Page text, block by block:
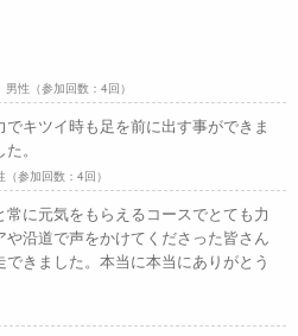
性（参加回数：4回）
キツイ時も足を前に出す事ができま
。
参加回数：4回）
に元気をもらえるコースでとても力
沿道で声をかけてくださった皆さん
きました。本当に本当にありがとう